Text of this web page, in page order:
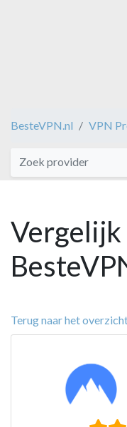
BesteVPN.nl VPN
Vergelijk
Terug naar het